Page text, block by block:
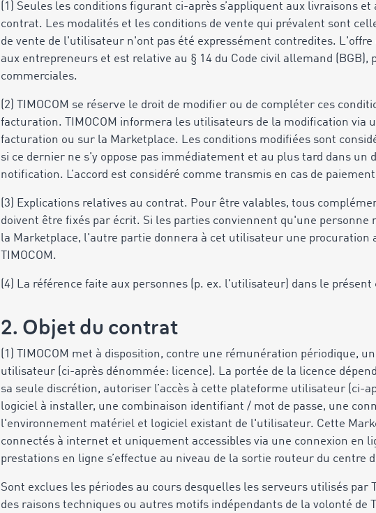
(1) Seules les conditions figurant ci-après s’appliquent aux livraisons
contrat. Les modalités et les conditions de vente qui prévalent sont
de vente de l'utilisateur n'ont pas été expressément contredites. L'offre
aux entrepreneurs et est relative au § 14 du Code civil allemand
commerciales.
(2) TIMOCOM se réserve le droit de modifier ou de compléter ces
facturation. TIMOCOM informera les utilisateurs de la modification via
facturation ou sur la Marketplace. Les conditions modifiées sont
si ce dernier ne s'y oppose pas immédiatement et au plus tard dans un
notification. L’accord est considéré comme transmis en cas de
(3) Explications relatives au contrat. Pour être valables, tous
doivent être fixés par écrit. Si les parties conviennent qu'une
la Marketplace, l'autre partie donnera à cet utilisateur une procuration
TIMOCOM.
(4) La référence faite aux personnes (p. ex. l'utilisateur) dans le
2. Objet du contrat
(1) TIMOCOM met à disposition, contre une rémunération périodique,
utilisateur (ci-après dénommée: licence). La portée de la licence
sa seule discrétion, autoriser l’accès à cette plateforme utilisateur (ci-
logiciel à installer, une combinaison identifiant / mot de passe, une
l'environnement matériel et logiciel existant de l'utilisateur. Cette
connectés à internet et uniquement accessibles via une connexion en
prestations en ligne s’effectue au niveau de la sortie routeur du centre
Sont exclues les périodes au cours desquelles les serveurs utilisés par
des raisons techniques ou autres motifs indépendants de la volonté de